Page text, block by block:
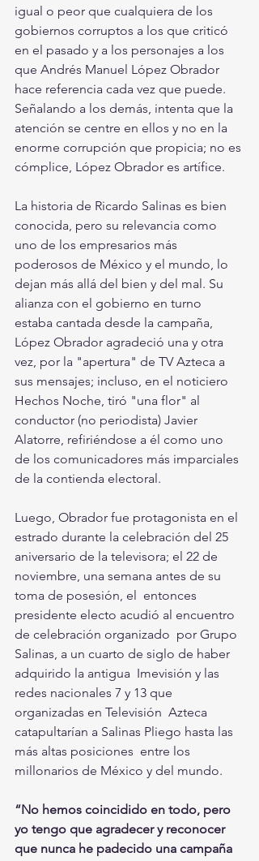
igual o peor que cualquiera de los
gobiernos corruptos a los que criticó
en el pasado y a los personajes a los
que Andrés Manuel López Obrador
hace referencia cada vez que puede.
Señalando a los demás, intenta que la
atención se centre en ellos y no en la
enorme corrupción que propicia; no es
cómplice, López Obrador es artífice.
La historia de Ricardo Salinas es bien
conocida, pero su relevancia como
uno de los empresarios más
poderosos de México y el mundo, lo
dejan más allá del bien y del mal. Su
alianza con el gobierno en turno
estaba cantada desde la campaña,
López Obrador agradeció una y otra
vez, por la "apertura" de TV Azteca a
sus mensajes; incluso, en el noticiero
Hechos Noche, tiró "una flor" al
conductor (no periodista) Javier
Alatorre, refiriéndose a él como uno
de los comunicadores más imparciales
de la contienda electoral.
Luego, Obrador fue protagonista en el
estrado durante la celebración del 25
aniversario de la televisora; el 22 de
noviembre, una semana antes de su
toma de posesión, el  entonces
presidente electo acudió al encuentro
de celebración organizado  por Grupo
Salinas, a un cuarto de siglo de haber
adquirido la antigua  Imevisión y las
redes nacionales 7 y 13 que
organizadas en Televisión  Azteca
catapultarían a Salinas Pliego hasta las
más altas posiciones  entre los
millonarios de México y del mundo.
“No hemos coincidido en todo, pero
yo tengo que agradecer y reconocer
que nunca he padecido una campaña